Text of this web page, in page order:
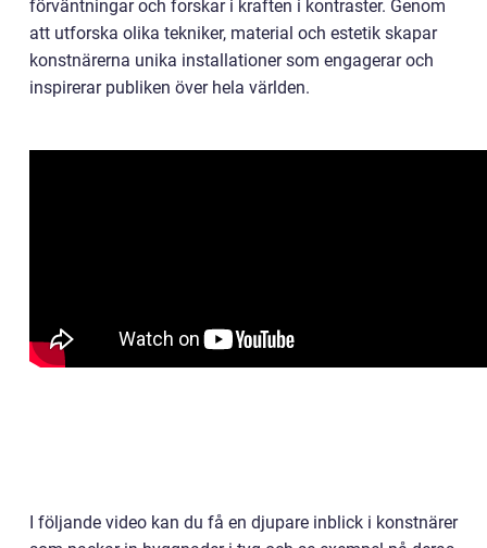
förväntningar och forskar i kraften i kontraster. Genom
att utforska olika tekniker, material och estetik skapar
konstnärerna unika installationer som engagerar och
inspirerar publiken över hela världen.
I följande video kan du få en djupare inblick i konstnärer